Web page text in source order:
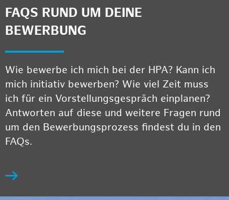
FAQS RUND UM DEINE
BEWERBUNG
Wie bewerbe ich mich bei der HPA? Kann ich
mich initiativ bewerben? Wie viel Zeit muss
ich für ein Vorstellungsgespräch einplanen?
Antworten auf diese und weitere Fragen rund
um den Bewerbungsprozess findest du in den
FAQs.